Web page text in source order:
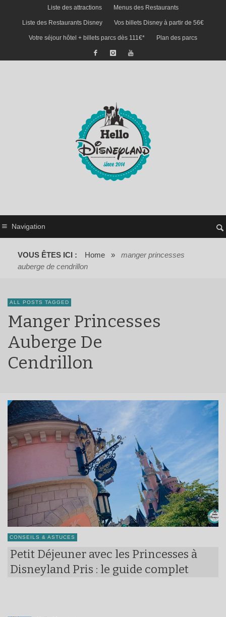
Liste des attractions Menus des Restaurants
Liste des Restaurants Disney Vos billets Disney à partir de 56€
Votre séjour hôtel + billets parcs dès 111€* Plan des parcs
Navigation
VOUS ÊTES ICI : Home »
manger princesses
auberge de cendrillon
ALL POSTS TAGGED
Manger Princesses
Auberge De
Cendrillon
CONSEILS & ASTUCES
Petit Déjeuner avec les Princesses à
Disneyland Pris : le guide complet